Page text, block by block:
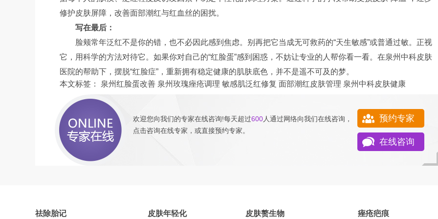
修护皮肤屏障，改善面部潮红与红血丝的困扰。
写在最后：
脸颊常年泛红不是你的错，也不必因此感到焦虑。别再把它当成无可救药的“天生敏感”或普通过敏。正视
它，用科学的方法对待它。如果你对自己的“红脸蛋”感到困惑，不妨让专业的人帮你看一看。在泉州中科皮肤
医院的帮助下，摆脱“红脸症”，重新拥有稳定健康的肌肤底色，并不是遥不可及的梦。
本文标签：
泉州红脸蛋改善 泉州玫瑰痤疮调理 敏感肌泛红修复 面部潮红皮肤管理 泉州中科皮肤健康
欢迎您向我们的专家在线咨询!每天超过600人通过网络向我们在线咨询 ，
点击咨询在线专家，或直接预约专家。
预约专家
在线咨询
祛除胎记 皮肤年轻化 皮肤赘生物 痤疮疤痕